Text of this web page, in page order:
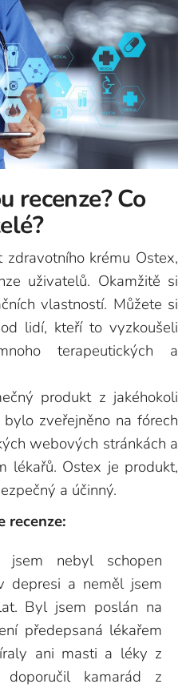
recenze? Co
krému Ostex,
uživatelů. Okamžitě si
vlastností. Můžete si
lidí, kteří to vyzkoušeli
terapeutických a
produkt z jakéhokoli
zveřejněno na fórech
webových stránkách a
lékařů. Ostex je produkt,
a účinný.
recenze:
nebyl schopen
depresi a neměl jsem
Byl jsem poslán na
předepsaná lékařem
ani masti a léky z
kamarád z